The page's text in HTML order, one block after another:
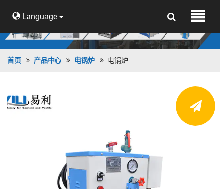
Language
首页 产品中心 电锅炉 电锅炉